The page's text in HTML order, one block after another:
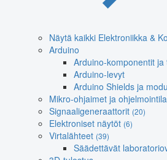
Näytä kaikki Elektroniikka &
Arduino
Arduino-komponentit ja
Arduino-levyt
Arduino Shields ja
Mikro-ohjaimet ja
Signaaligeneraattorit (20)
Elektroniset näytöt (6)
Virtalähteet (39)
Säädettävät